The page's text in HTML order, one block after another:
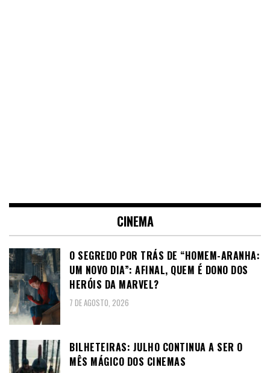
CINEMA
O SEGREDO POR TRÁS DE “HOMEM-ARANHA:
UM NOVO DIA”: AFINAL, QUEM É DONO DOS
HERÓIS DA MARVEL?
7 DE AGOSTO, 2026
BILHETEIRAS: JULHO CONTINUA A SER O
MÊS MÁGICO DOS CINEMAS